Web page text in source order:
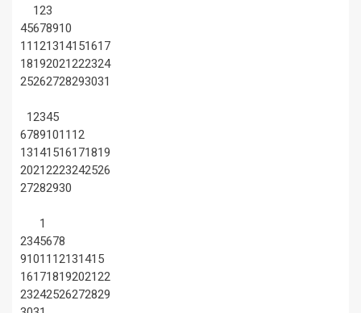
123
45678910
11 121314151617
18192021222324
25262728293031
12345
67891011 12
13141516171819
20212223242526
27282930
1
2345678
91011 12131415
16171819202122
23242526272829